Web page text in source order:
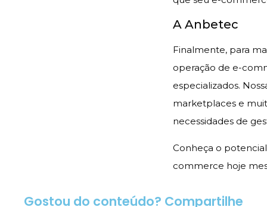
A Anbetec
Finalmente, para
operação de e-
especializados.
marketplaces e
necessidades de
Conheça o
commerce hoje
Gostou do conteúdo? Compartilhe